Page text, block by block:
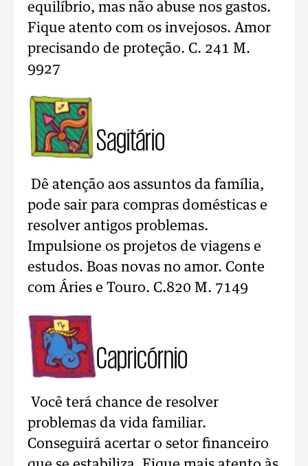
equilíbrio, mas não abuse nos gastos.
Fique atento com os invejosos. Amor
precisando de proteção. C. 241 M.
9927
Sagitário
Dê atenção aos assuntos da família,
pode sair para compras domésticas e
resolver antigos problemas.
Impulsione os projetos de viagens e
estudos. Boas novas no amor. Conte
com Áries e Touro. C.820 M. 7149
Capricórnio
Você terá chance de resolver
problemas da vida familiar.
Conseguirá acertar o setor financeiro